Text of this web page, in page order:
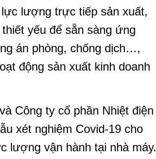
lượng trực tiếp sản xuất,
yếu để sẵn sàng ứng
án phòng, chống dịch…,
động sản xuất kinh doanh
Công ty cổ phần Nhiệt điện
xét nghiệm Covid-19 cho
lượng vận hành tại nhà máy.